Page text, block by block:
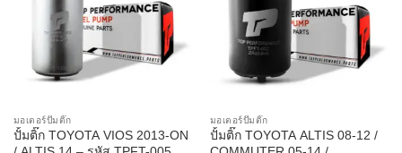
มอเตอร์ปั๊มติ๊ก
ปั้มติ๊ก TOYOTA VIOS 2013-ON
มอเตอร์ปั๊มติ๊ก
ปั้มติ๊ก TOYOTA ALTIS 08-12 /